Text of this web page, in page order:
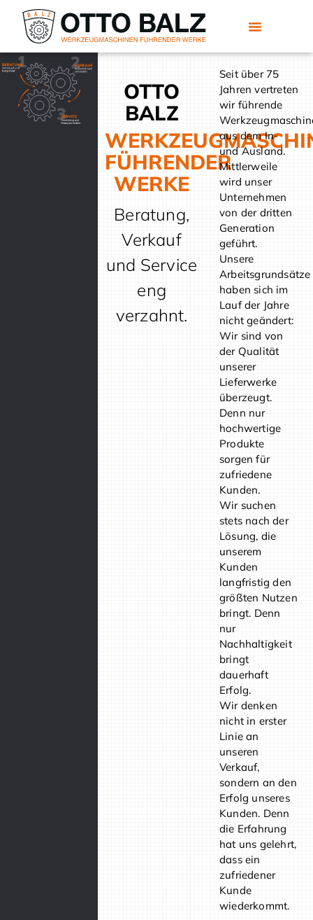
OTTO
BALZ
FÜHRENDER
WERKE
Beratung,
Verkauf
und Service
eng
verzahnt.
Seit über 75
Jahren vertreten
wir führende
aus dem In-
und Ausland.
Mittlerweile
wird unser
Unternehmen
von der dritten
Generation
geführt.
Unsere
Arbeitsgrundsätze
haben sich im
Lauf der Jahre
nicht geändert:
Wir sind von
der Qualität
unserer
Lieferwerke
überzeugt.
Denn nur
hochwertige
Produkte
sorgen für
zufriedene
Kunden.
Wir suchen
stets nach der
Lösung, die
unserem
Kunden
langfristig den
größten Nutzen
bringt. Denn
nur
Nachhaltigkeit
bringt
dauerhaft
Erfolg.
Wir denken
nicht in erster
Linie an
unseren
Verkauf,
sondern an den
Erfolg unseres
Kunden. Denn
die Erfahrung
hat uns gelehrt,
dass ein
zufriedener
Kunde
wiederkommt.